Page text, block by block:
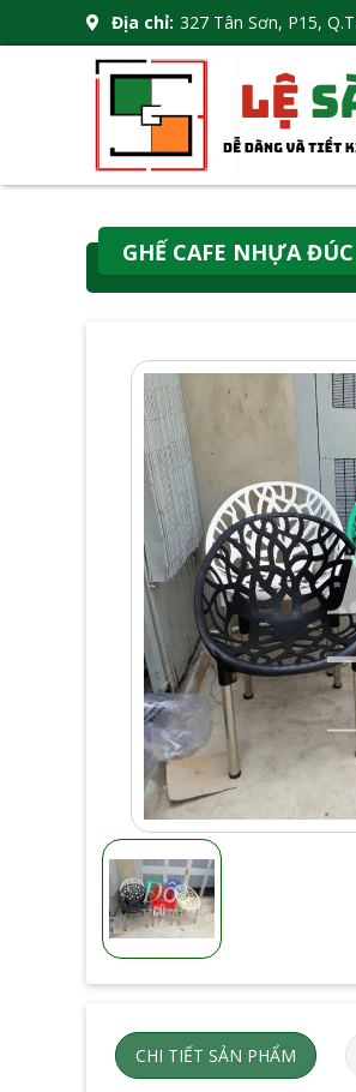
Địa chỉ: 327 Tân Sơn, P15,
GHẾ CAFE NHỰA
CHI TIẾT SẢN PHẨM